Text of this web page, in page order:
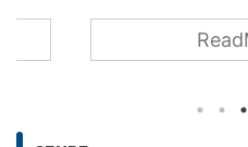
を紹
サー
テラリウムを管理
有できるウェブア
しました。使い方
などを紹介します。